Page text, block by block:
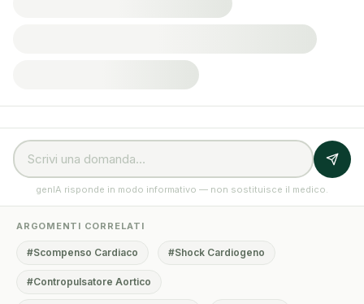
genIA risponde in modo informativo — non sostituisce il medico.
ARGOMENTI CORRELATI
#Scompenso Cardiaco #Shock Cardiogeno
#Contropulsatore Aortico